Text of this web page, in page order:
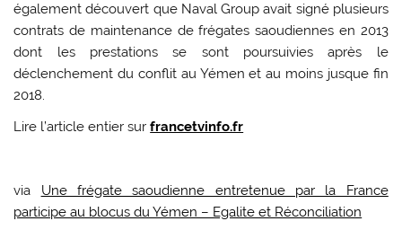
également découvert que Naval Group avait signé plusieurs
contrats de maintenance de frégates saoudiennes en 2013
dont les prestations se sont poursuivies après le
déclenchement du conflit au Yémen et au moins jusque fin
2018.
Lire l’article entier surfrancetvinfo.fr
via Une frégate saoudienne entretenue par la France
participe au blocus du Yémen – Egalite et Réconciliation